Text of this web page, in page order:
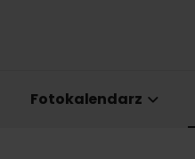
Fotokalendarz